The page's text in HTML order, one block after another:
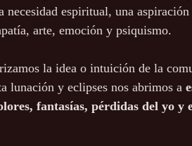
necesidad espiritual, una
arte, emoción y psiquismo.
la idea o intuición de la
lunación y eclipses nos abrimos a
fantasías, pérdidas del yo y